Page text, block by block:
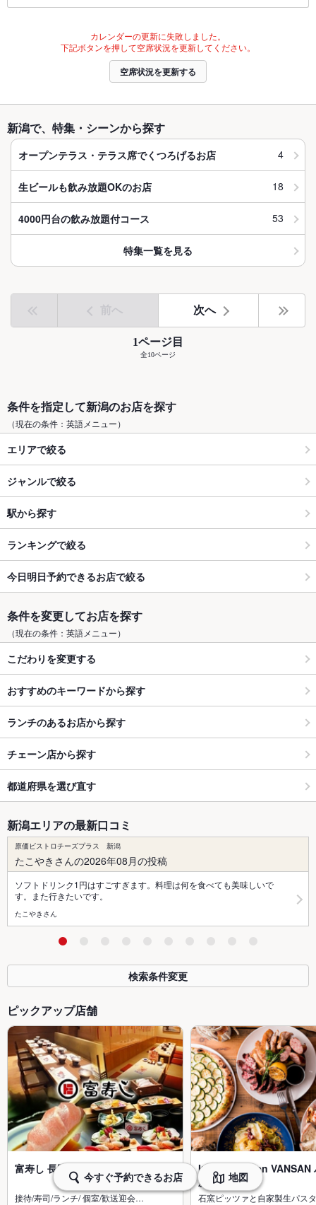
カレンダーの更新に失敗しました。
下記ボタンを押して空席状況を更新してください。
空席状況を更新する
新潟で、特集・シーンから探す
オープンテラス・テラス席でくつろげるお店 4
生ビールも飲み放題OKのお店 18
4000円台の飲み放題付コース 53
特集一覧を見る
前へ 次へ
1ページ目
全10ページ
条件を指定して新潟のお店を探す
（現在の条件：英語メニュー）
エリアで絞る
ジャンルで絞る
駅から探す
ランキングで絞る
今日明日予約できるお店で絞る
条件を変更してお店を探す
（現在の条件：英語メニュー）
こだわりを変更する
おすすめのキーワードから探す
ランチのあるお店から探す
チェーン店から探す
都道府県を選び直す
新潟エリアの最新口コミ
原価ビストロチーズプラス 新潟
たこやきさんの2026年08月の投稿
ソフトドリンク1円はすごすぎます。料理は何を食べても美味しいで
す。また行きたいです。
たこやきさん
検索条件変更
ピックアップ店舗
富寿し 長岡駅前店
接待/寿司/ランチ/ 個室/歓送迎会…
Italian Kitchen VANSAN
新…
石窯ピッツァと自家製生パスタ
今すぐ予約できるお店 地図